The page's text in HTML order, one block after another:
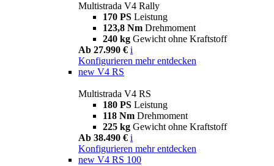
Multistrada V4 Rally
170 PS Leistung
123,8 Nm Drehmoment
240 kg Gewicht ohne Kraftstoff
Ab 27.990 € i
Konfigurieren mehr entdecken
new V4 RS
Multistrada V4 RS
180 PS Leistung
118 Nm Drehmoment
225 kg Gewicht ohne Kraftstoff
Ab 38.490 € i
Konfigurieren mehr entdecken
new V4 RS 100